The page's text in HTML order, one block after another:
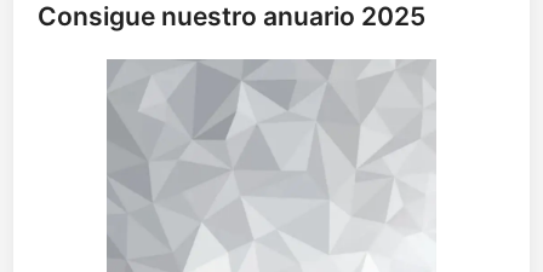
Consigue nuestro anuario 2025